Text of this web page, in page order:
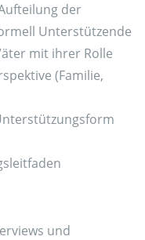
der
Unterstützende
mit ihrer Rolle
(Familie,
und